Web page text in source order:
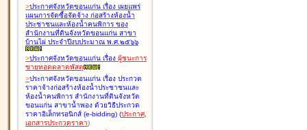
>ประกาศจังหวัดขอนแก่น เรื่อง เผยแพร่
แผนการจัดซื้อจัดจ้าง ก่อสร้างห้องน้ำ
ประชาชนและห้องน้ำคนพิการ ของ
สำนักงานที่ดินจังหวัดขอนแก่น สาขา
บ้านไผ่ ประจำปีงบประมาณ พ.ศ.๒๕๖๖
>ประกาศจังหวัดขอนแก่น เรื่อง ผู้ชนะการ
ขายทอดตลาดพัสดุ
>ประกาศจังหวัดขอนแก่น เรื่อง ประกวด
ราคาจ้างก่อสร้างห้องน้ำประชาชนและ
ห้องน้ำคนพิการ สำนักงานที่ดินจังหวัด
ขอนแก่น สาขาน้ำพอง ด้วยวิธีประกวด
ราคาอิเล็กทรอนิกส์ (e-bidding) (ประกาศ,
เอกสารประกวดราคา)